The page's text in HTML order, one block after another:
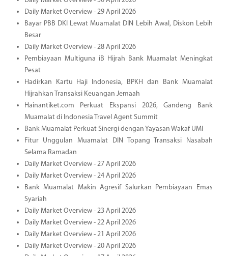
Daily Market Overview - 29 April 2026
Bayar PBB DKI Lewat Muamalat DIN Lebih Awal, Diskon Lebih
Besar
Daily Market Overview - 28 April 2026
Pembiayaan Multiguna iB Hijrah Bank Muamalat Meningkat
Pesat
Hadirkan Kartu Haji Indonesia, BPKH dan Bank Muamalat
Hijrahkan Transaksi Keuangan Jemaah
Hainantiket.com Perkuat Ekspansi 2026, Gandeng Bank
Muamalat di Indonesia Travel Agent Summit
Bank Muamalat Perkuat Sinergi dengan Yayasan Wakaf UMI
Fitur Unggulan Muamalat DIN Topang Transaksi Nasabah
Selama Ramadan
Daily Market Overview - 27 April 2026
Daily Market Overview - 24 April 2026
Bank Muamalat Makin Agresif Salurkan Pembiayaan Emas
Syariah
Daily Market Overview - 23 April 2026
Daily Market Overview - 22 April 2026
Daily Market Overview - 21 April 2026
Daily Market Overview - 20 April 2026